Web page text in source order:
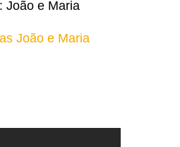
: João e Maria
João e Maria